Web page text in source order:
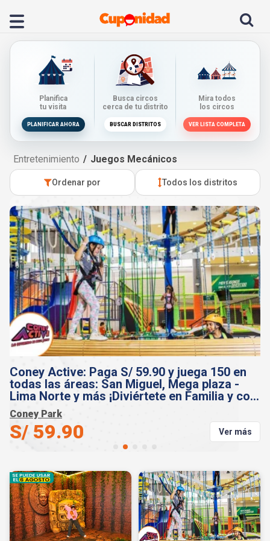
Planifica
tu visita
PLANIFICAR AHORA
Busca circos
cerca de tu distrito
BUSCAR DISTRITOS
Mira todos
los circos
VER LISTA COMPLETA
Entretenimiento Juegos Mecánicos
Ordenar por Todos los distritos
Coney Active: Paga S/ 59.90 y juega 150 en
todas las áreas: San Miguel, Mega plaza -
Lima Norte y más ¡Diviértete en Familia y con
Amigos! ¡Muestra el cupón desde tu celular!
Lima Norte
Coney Park
S/ 59.90 Ver más